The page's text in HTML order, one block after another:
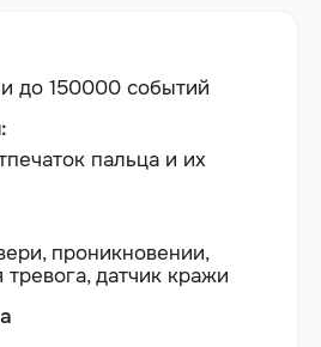
до 150000 событий
пальца и их
проникновении,
датчик кражи